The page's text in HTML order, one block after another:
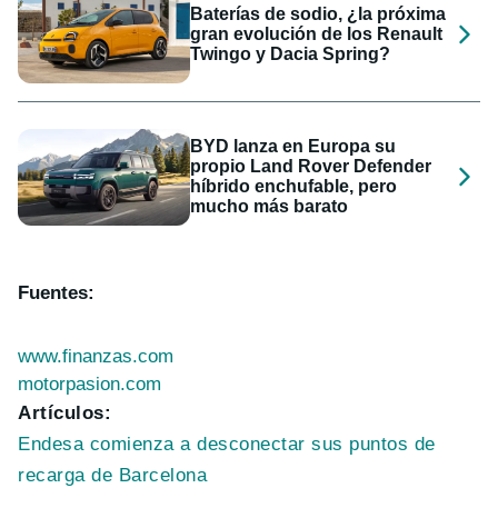
Baterías de sodio, ¿la próxima
gran evolución de los Renault
Twingo y Dacia Spring?
BYD lanza en Europa su
propio Land Rover Defender
híbrido enchufable, pero
mucho más barato
Fuentes:
www.finanzas.com
motorpasion.com
Artículos:
Endesa comienza a desconectar sus puntos de
recarga de Barcelona